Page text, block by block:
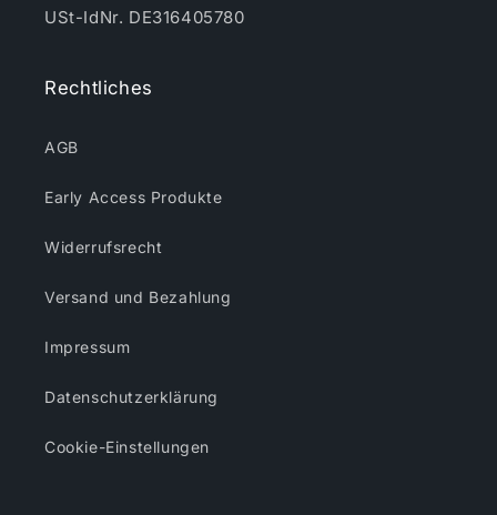
USt-IdNr. DE316405780
Rechtliches
AGB
Early Access Produkte
Widerrufsrecht
Versand und Bezahlung
Impressum
Datenschutzerklärung
Cookie-Einstellungen